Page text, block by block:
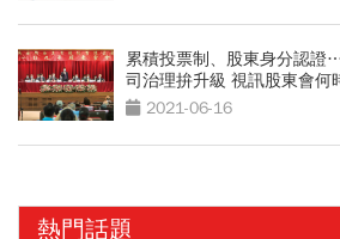
累積投票制、股東身分認
司治理拚升級 視訊股東會何
2021-06-16
熱門話題